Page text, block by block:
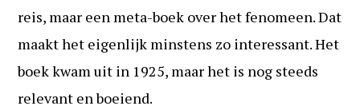
reis, maar een meta-boek over het fenomeen. Dat
maakt het eigenlijk minstens zo interessant. Het
boek kwam uit in 1925, maar het is nog steeds
relevant en boeiend.